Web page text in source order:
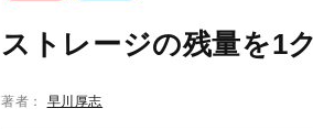
ストレージの残量を1
著者： 早川厚志